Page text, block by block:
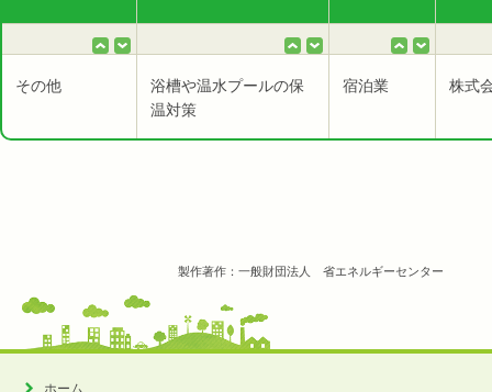
その他
浴槽や温水プールの保
温対策
宿泊業 株式
製作著作：一般財団法人 省エネルギーセンター
ホーム